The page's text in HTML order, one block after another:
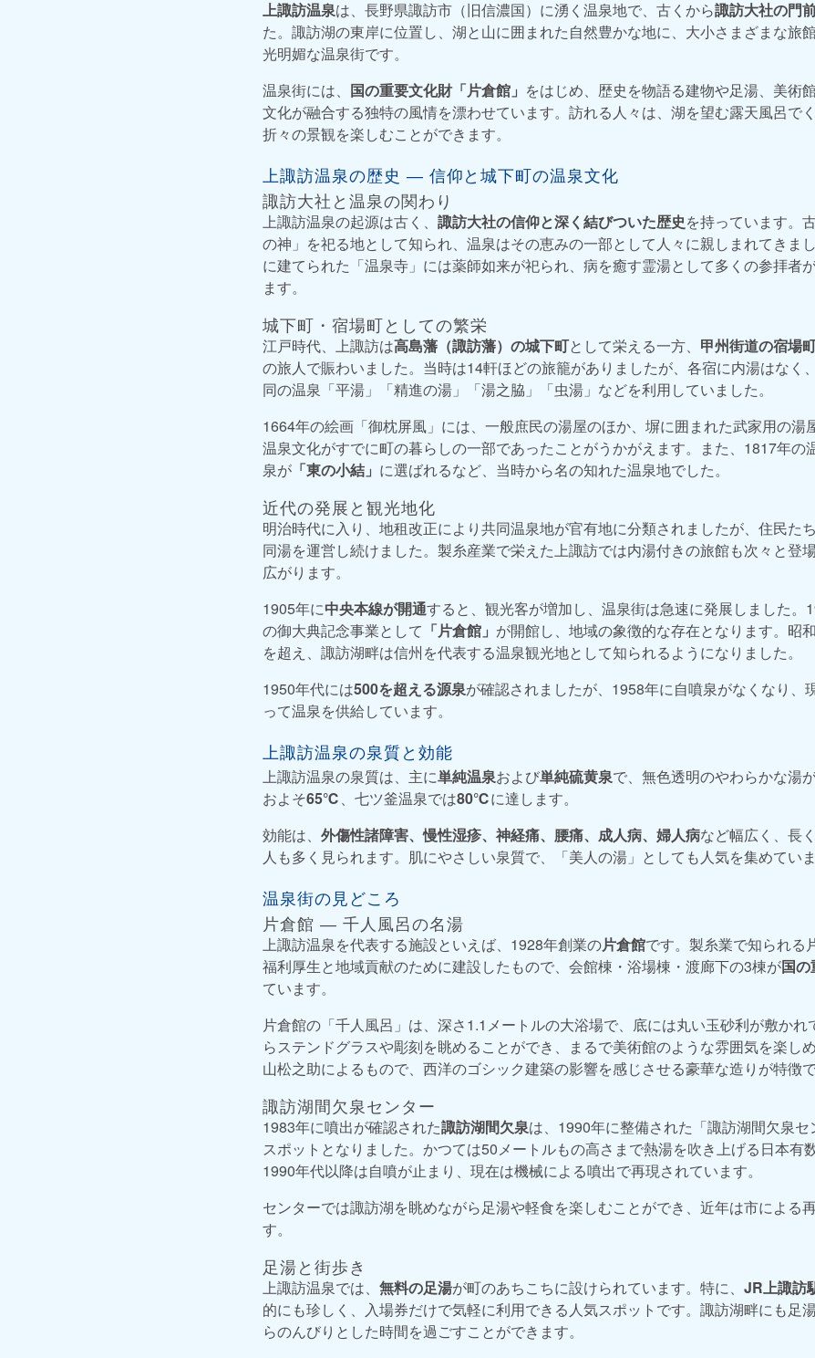
上諏訪温泉は、長野県諏訪市（旧信濃国）に湧く温泉地で、古くから諏訪大社の門
た。諏訪湖の東岸に位置し、湖と山に囲まれた自然豊かな地に、大小さまざまな旅
光明媚な温泉街です。
温泉街には、 国の重要文化財「片倉館」 をはじめ、歴史を物語る建物や足湯、美術
文化が融合する独特の風情を漂わせています。訪れる人々は、湖を望む露天風呂で
折々の景観を楽しむことができます。
上諏訪温泉の歴史 ― 信仰と城下町の温泉文化
諏訪大社と温泉の関わり
上諏訪温泉の起源は古く、 諏訪大社の信仰と深く結びついた歴史を持っています。
の神」を祀る地として知られ、温泉はその恵みの一部として人々に親しまれてきま
に建てられた「温泉寺」には薬師如来が祀られ、病を癒す霊湯として多くの参拝者
ます。
城下町・宿場町としての繁栄
江戸時代、上諏訪は高島藩（諏訪藩）の城下町として栄える一方、 甲州街道の宿場
の旅人で賑わいました。当時は14軒ほどの旅籠がありましたが、各宿に内湯はなく
同の温泉「平湯」「精進の湯」「湯之脇」「虫湯」などを利用していました。
1664年の絵画「御枕屏風」には、一般庶民の湯屋のほか、塀に囲まれた武家用の湯
温泉文化がすでに町の暮らしの一部であったことがうかがえます。また、1817年の
泉が 「東の小結」 に選ばれるなど、当時から名の知れた温泉地でした。
近代の発展と観光地化
明治時代に入り、地租改正により共同温泉地が官有地に分類されましたが、住民た
同湯を運営し続けました。製糸産業で栄えた上諏訪では内湯付きの旅館も次々と登
広がります。
1905年に中央本線が開通すると、観光客が増加し、温泉街は急速に発展しました。
の御大典記念事業として 「片倉館」 が開館し、地域の象徴的な存在となります。昭
を超え、諏訪湖畔は信州を代表する温泉観光地として知られるようになりました。
1950年代には500を超える源泉が確認されましたが、1958年に自噴泉がなくなり、
って温泉を供給しています。
上諏訪温泉の泉質と効能
上諏訪温泉の泉質は、主に単純温泉および単純硫黄泉で、無色透明のやわらかな湯
およそ65℃、七ツ釜温泉では80℃に達します。
効能は、 外傷性諸障害、慢性湿疹、神経痛、腰痛、成人病、婦人病など幅広く、長
人も多く見られます。肌にやさしい泉質で、「美人の湯」としても人気を集めていま
温泉街の見どころ
片倉館 ― 千人風呂の名湯
上諏訪温泉を代表する施設といえば、1928年創業の片倉館です。製糸業で知られる
福利厚生と地域貢献のために建設したもので、会館棟・浴場棟・渡廊下の3棟が国
ています。
片倉館の「千人風呂」は、深さ1.1メートルの大浴場で、底には丸い玉砂利が敷か
らステンドグラスや彫刻を眺めることができ、まるで美術館のような雰囲気を楽し
山松之助によるもので、西洋のゴシック建築の影響を感じさせる豪華な造りが特徴で
諏訪湖間欠泉センター
1983年に噴出が確認された諏訪湖間欠泉は、1990年に整備された「諏訪湖間欠泉
スポットとなりました。かつては50メートルもの高さまで熱湯を吹き上げる日本有
1990年代以降は自噴が止まり、現在は機械による噴出で再現されています。
センターでは諏訪湖を眺めながら足湯や軽食を楽しむことができ、近年は市による
す。
足湯と街歩き
上諏訪温泉では、 無料の足湯が町のあちこちに設けられています。特に、 JR上諏訪
的にも珍しく、入場券だけで気軽に利用できる人気スポットです。諏訪湖畔にも足
らのんびりとした時間を過ごすことができます。